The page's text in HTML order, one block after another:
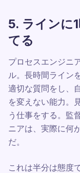
5. ラインに
てる
プロセスエンジニ
ル。長時間ライン
適切な質問をし、
を変えない能力。
う仕事をする。監
ニアは、実際に何
だ。
これは半分は態度